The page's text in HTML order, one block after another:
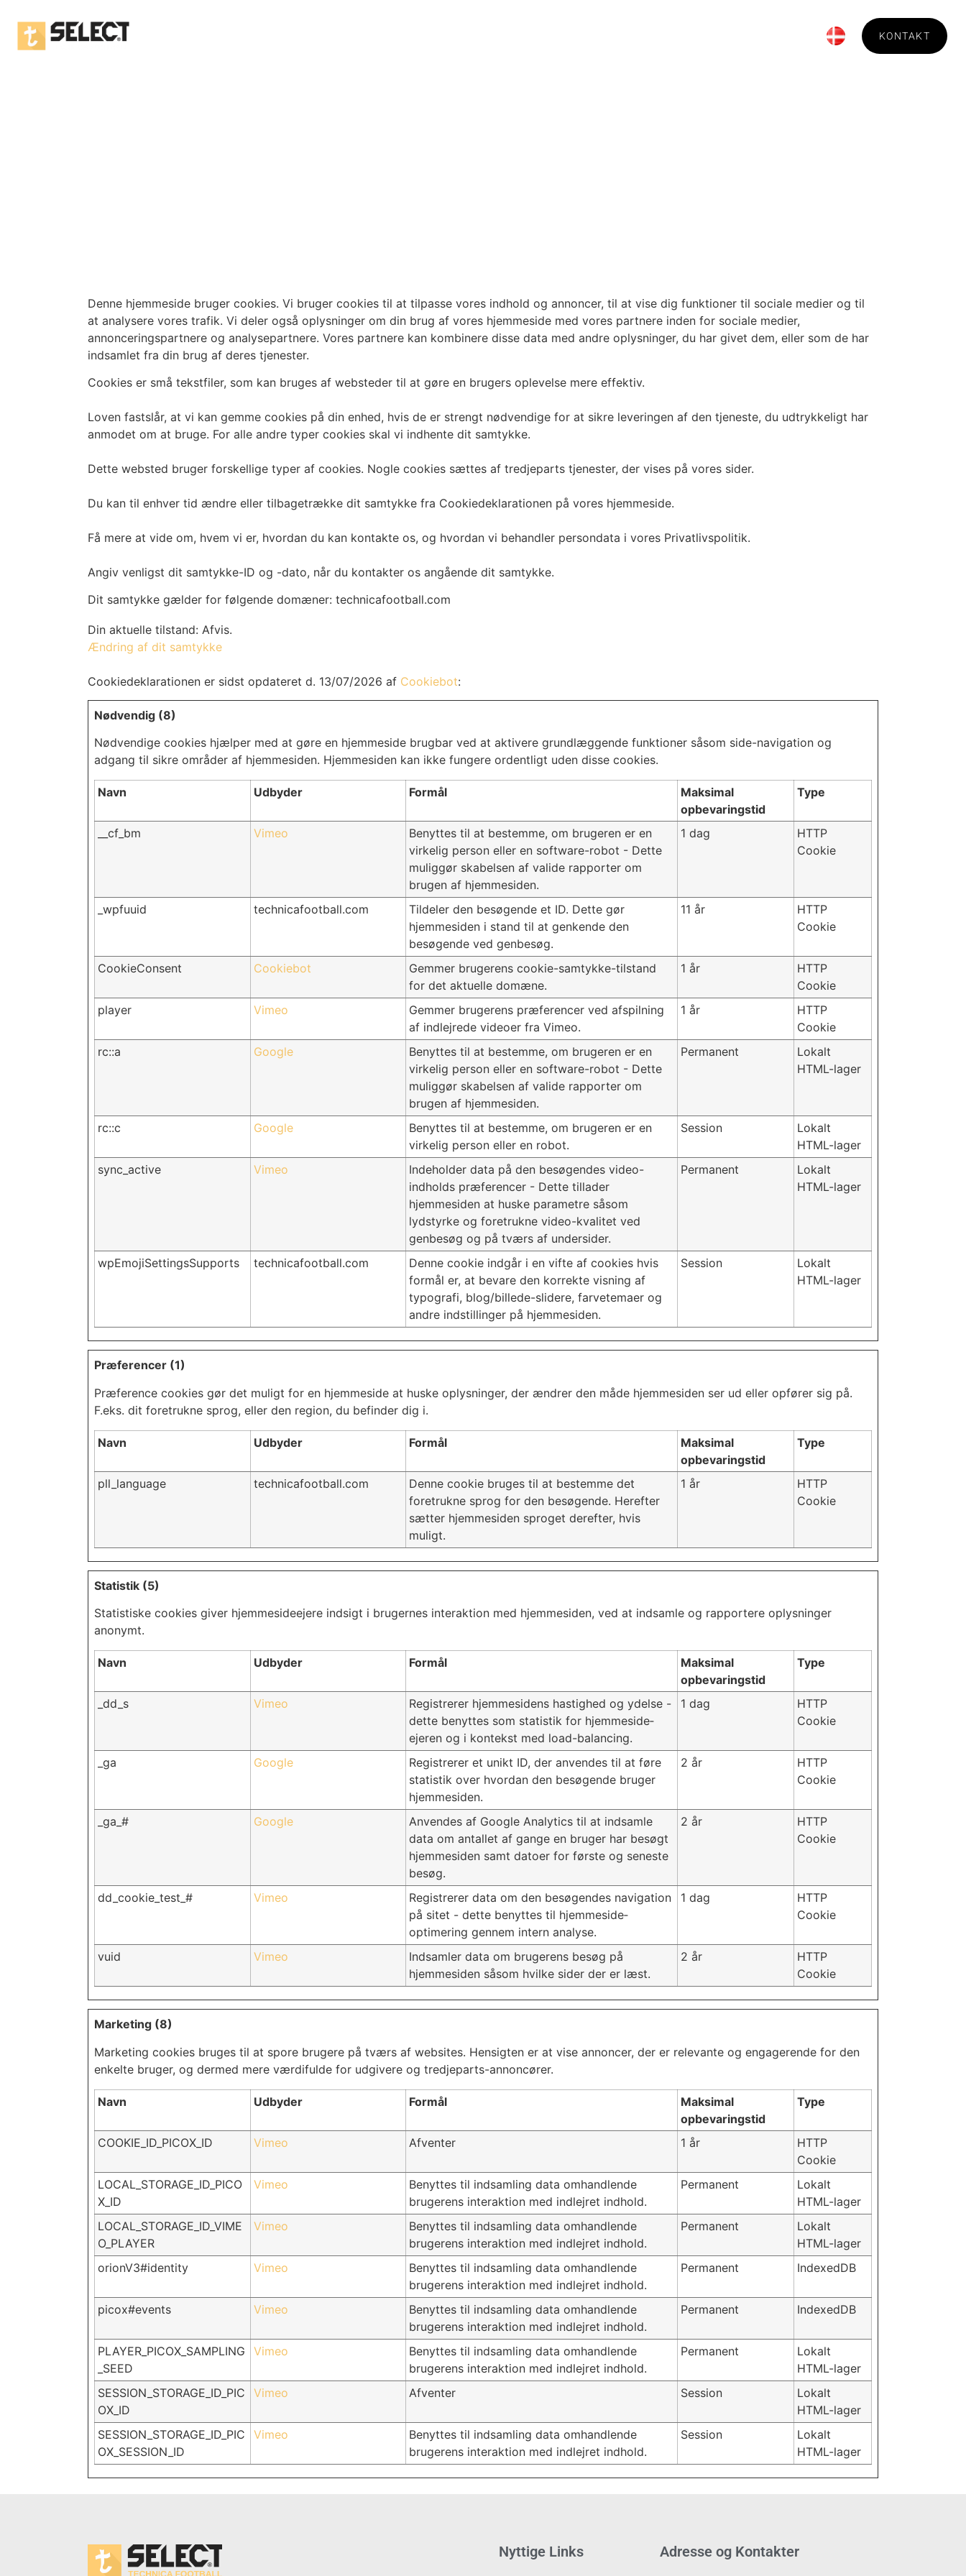
KONTAKT
Denne hjemmeside bruger cookies. Vi bruger cookies til at tilpasse vores indhold og annoncer, til at vise dig funktioner til sociale medier og til
at analysere vores trafik. Vi deler også oplysninger om din brug af vores hjemmeside med vores partnere inden for sociale medier,
annonceringspartnere og analysepartnere. Vores partnere kan kombinere disse data med andre oplysninger, du har givet dem, eller som de har
indsamlet fra din brug af deres tjenester.
Cookies er små tekstfiler, som kan bruges af websteder til at gøre en brugers oplevelse mere effektiv.
Loven fastslår, at vi kan gemme cookies på din enhed, hvis de er strengt nødvendige for at sikre leveringen af den tjeneste, du udtrykkeligt har
anmodet om at bruge. For alle andre typer cookies skal vi indhente dit samtykke.
Dette websted bruger forskellige typer af cookies. Nogle cookies sættes af tredjeparts tjenester, der vises på vores sider.
Du kan til enhver tid ændre eller tilbagetrække dit samtykke fra Cookiedeklarationen på vores hjemmeside.
Få mere at vide om, hvem vi er, hvordan du kan kontakte os, og hvordan vi behandler persondata i vores Privatlivspolitik.
Angiv venligst dit samtykke-ID og -dato, når du kontakter os angående dit samtykke.
Dit samtykke gælder for følgende domæner: technicafootball.com
Din aktuelle tilstand: Afvis.
Ændring af dit samtykke
Cookiedeklarationen er sidst opdateret d. 13/07/2026 af Cookiebot:
Nødvendig (8)
Nødvendige cookies hjælper med at gøre en hjemmeside brugbar ved at aktivere grundlæggende funktioner såsom side-navigation og
adgang til sikre områder af hjemmesiden. Hjemmesiden kan ikke fungere ordentligt uden disse cookies.
Navn Udbyder Formål
Maksimal
opbevaringstid
Type
__cf_bm Vimeo
Benyttes til at bestemme, om brugeren er en
virkelig person eller en software-robot - Dette
muliggør skabelsen af valide rapporter om
brugen af hjemmesiden.
1 dag
HTTP
Cookie
_wpfuuid technicafootball.com
Tildeler den besøgende et ID. Dette gør
hjemmesiden i stand til at genkende den
besøgende ved genbesøg.
11 år
HTTP
Cookie
CookieConsent Cookiebot
Gemmer brugerens cookie-samtykke-tilstand
for det aktuelle domæne.
1 år
HTTP
Cookie
player
Vimeo
Gemmer brugerens præferencer ved afspilning
af indlejrede videoer fra Vimeo.
1 år
HTTP
Cookie
rc::a
Google
Benyttes til at bestemme, om brugeren er en
virkelig person eller en software-robot - Dette
muliggør skabelsen af valide rapporter om
brugen af hjemmesiden.
Permanent
Lokalt
HTML-lager
rc::c Google
Benyttes til at bestemme, om brugeren er en
virkelig person eller en robot.
Session
Lokalt
HTML-lager
sync_active
Vimeo
Indeholder data på den besøgendes video-
indholds præferencer - Dette tillader
hjemmesiden at huske parametre såsom
lydstyrke og foretrukne video-kvalitet ved
genbesøg og på tværs af undersider.
Permanent
Lokalt
HTML-lager
wpEmojiSettingsSupports technicafootball.com
Denne cookie indgår i en vifte af cookies hvis
formål er, at bevare den korrekte visning af
typografi, blog/billede-slidere, farvetemaer og
andre indstillinger på hjemmesiden.
Session
Lokalt
HTML-lager
Præferencer (1)
Præference cookies gør det muligt for en hjemmeside at huske oplysninger, der ændrer den måde hjemmesiden ser ud eller opfører sig på.
F.eks. dit foretrukne sprog, eller den region, du befinder dig i.
Navn Udbyder Formål
Maksimal
opbevaringstid
Type
pll_language technicafootball.com
Denne cookie bruges til at bestemme det
foretrukne sprog for den besøgende. Herefter
sætter hjemmesiden sproget derefter, hvis
muligt.
1 år
HTTP
Cookie
Statistik (5)
Statistiske cookies giver hjemmesideejere indsigt i brugernes interaktion med hjemmesiden, ved at indsamle og rapportere oplysninger
anonymt.
Navn Udbyder Formål
Maksimal
opbevaringstid
Type
_dd_s Vimeo
Registrerer hjemmesidens hastighed og ydelse -
dette benyttes som statistik for hjemmeside‐
ejeren og i kontekst med load-balancing.
1 dag
HTTP
Cookie
_ga Google
Registrerer et unikt ID, der anvendes til at føre
statistik over hvordan den besøgende bruger
hjemmesiden.
2 år
HTTP
Cookie
_ga_# Google
Anvendes af Google Analytics til at indsamle
data om antallet af gange en bruger har besøgt
hjemmesiden samt datoer for første og seneste
besøg.
2 år
HTTP
Cookie
dd_cookie_test_# Vimeo
Registrerer data om den besøgendes navigation
på sitet - dette benyttes til hjemmeside‐
optimering gennem intern analyse.
1 dag
HTTP
Cookie
vuid Vimeo
Indsamler data om brugerens besøg på
hjemmesiden såsom hvilke sider der er læst.
2 år
HTTP
Cookie
Marketing (8)
Marketing cookies bruges til at spore brugere på tværs af websites. Hensigten er at vise annoncer, der er relevante og engagerende for den
enkelte bruger, og dermed mere værdifulde for udgivere og tredjeparts-annoncører.
Navn Udbyder Formål
Maksimal
opbevaringstid
Type
COOKIE_ID_PICOX_ID Vimeo Afventer 1 år
HTTP
Cookie
LOCAL_STORAGE_ID_PICO
X_ID
Vimeo
Benyttes til indsamling data omhandlende
brugerens interaktion med indlejret indhold.
Permanent
Lokalt
HTML-lager
LOCAL_STORAGE_ID_VIME
O_PLAYER
Vimeo
Benyttes til indsamling data omhandlende
brugerens interaktion med indlejret indhold.
Permanent
Lokalt
HTML-lager
orionV3#identity
Vimeo
Benyttes til indsamling data omhandlende
brugerens interaktion med indlejret indhold.
Permanent IndexedDB
picox#events Vimeo
Benyttes til indsamling data omhandlende
brugerens interaktion med indlejret indhold.
Permanent IndexedDB
PLAYER_PICOX_SAMPLING
_SEED
Vimeo
Benyttes til indsamling data omhandlende
brugerens interaktion med indlejret indhold.
Permanent
Lokalt
HTML-lager
SESSION_STORAGE_ID_PIC
OX_ID
Vimeo Afventer Session
Lokalt
HTML-lager
SESSION_STORAGE_ID_PIC
OX_SESSION_ID
Vimeo
Benyttes til indsamling data omhandlende
brugerens interaktion med indlejret indhold.
Session
Lokalt
HTML-lager
Nyttige Links Adresse og Kontakter